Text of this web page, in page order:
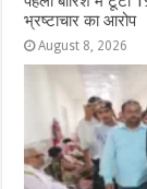
भ्रष्टाचार का आरोप
August 8, 2026